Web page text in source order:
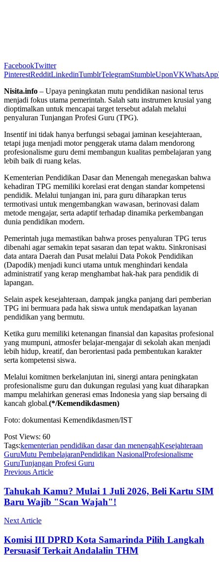
FacebookTwitter
PinterestRedditLinkedinTumblrTelegramStumbleUponVKWhatsApp
Nisita.info – Upaya peningkatan mutu pendidikan nasional terus
menjadi fokus utama pemerintah. Salah satu instrumen krusial yang
dioptimalkan untuk mencapai target tersebut adalah melalui
penyaluran Tunjangan Profesi Guru (TPG).
Insentif ini tidak hanya berfungsi sebagai jaminan kesejahteraan,
tetapi juga menjadi motor penggerak utama dalam mendorong
profesionalisme guru demi membangun kualitas pembelajaran yang
lebih baik di ruang kelas.
Kementerian Pendidikan Dasar dan Menengah menegaskan bahwa
kehadiran TPG memiliki korelasi erat dengan standar kompetensi
pendidik. Melalui tunjangan ini, para guru diharapkan terus
termotivasi untuk mengembangkan wawasan, berinovasi dalam
metode mengajar, serta adaptif terhadap dinamika perkembangan
dunia pendidikan modern.
Pemerintah juga memastikan bahwa proses penyaluran TPG terus
dibenahi agar semakin tepat sasaran dan tepat waktu. Sinkronisasi
data antara Daerah dan Pusat melalui Data Pokok Pendidikan
(Dapodik) menjadi kunci utama untuk menghindari kendala
administratif yang kerap menghambat hak-hak para pendidik di
lapangan.
Selain aspek kesejahteraan, dampak jangka panjang dari pemberian
TPG ini bermuara pada hak siswa untuk mendapatkan layanan
pendidikan yang bermutu.
Ketika guru memiliki ketenangan finansial dan kapasitas profesional
yang mumpuni, atmosfer belajar-mengajar di sekolah akan menjadi
lebih hidup, kreatif, dan berorientasi pada pembentukan karakter
serta kompetensi siswa.
Melalui komitmen berkelanjutan ini, sinergi antara peningkatan
profesionalisme guru dan dukungan regulasi yang kuat diharapkan
mampu melahirkan generasi emas Indonesia yang siap bersaing di
kancah global.(*/Kemendikdasmen)
Foto: dokumentasi Kemendikdasmen/IST
Post Views: 60
Tags:kementerian pendidikan dasar dan menengahKesejahteraan
GuruMutu PembelajaranPendidikan NasionalProfesionalisme
GuruTunjangan Profesi Guru
Previous Article
Tahukah Kamu? Mulai 1 Juli 2026, Beli Kartu SIM
Baru Wajib "Scan Wajah"!
Next Article
Komisi III DPRD Kota Samarinda Pilih Langkah
Persuasif Terkait Andalalin THM